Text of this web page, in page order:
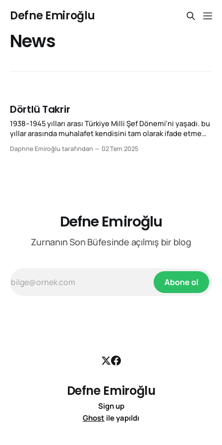
Defne Emiroğlu
News
Dörtlü Takrir
1938–1945 yılları arası Türkiye Milli Şef Dönemi’ni yaşadı. bu
yıllar arasında muhalafet kendisini tam olarak ifade etme
bitiminde sahnedeki yerini kısmen alabildi. 1945 yılında,
Daphne Emiroğlu tarafından 02 Tem 2025
Defne Emiroğlu
Zurnanın Son Büfesinde açılmış bir blog
Abone ol
Defne Emiroğlu
Sign up
Ghost ile yapıldı